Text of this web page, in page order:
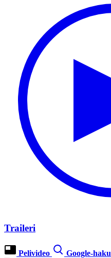
Traileri
Pelivideo Google-haku